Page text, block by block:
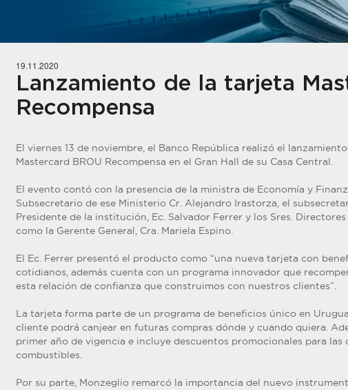
19.11.2020
Lanzamiento de la tarjeta
Recompensa
El viernes 13 de noviembre, el Banco República realizó el
Mastercard BROU Recompensa en el Gran Hall de su Casa Central.
El evento contó con la presencia de la ministra de Economía y
Subsecretario de ese Ministerio Cr. Alejandro Irastorza, el
Presidente de la institución, Ec. Salvador Ferrer y los Sres.
como la Gerente General, Cra. Mariela Espino.
El Ec. Ferrer presentó el producto como “una nueva tarjeta con
cotidianos, además cuenta con un programa innovador que
esta relación de confianza que construimos con nuestros clientes”.
La tarjeta forma parte de un programa de beneficios único en
cliente podrá canjear en futuras compras dónde y cuando quiera.
primer año de vigencia e incluye descuentos promocionales para las
combustibles.
Por su parte, Monzeglio remarcó la importancia del nuevo